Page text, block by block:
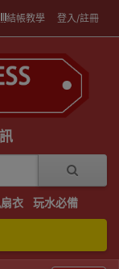
結帳教學 登入/註冊
衣 玩水必備